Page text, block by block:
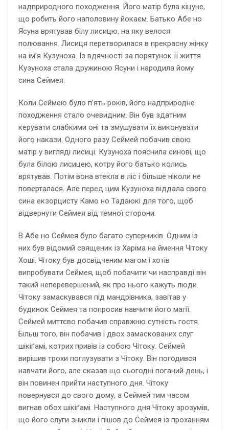
надприродного походження. Його матір була кіцуне,
що робить його наполовину йокаєм. Батько Абе но
Ясуна врятував білу лисицю, на яку велося
полювання. Лисиця перетворилася в прекрасну жінку
на ім’я Кузуноха. Із вдячності за порятунок її життя
Кузуноха стала дружиною Ясуни і народила йому
сина Сеймея.
Коли Сеймею було п’ять років, його надприродне
походження стало очевидним. Він був здатним
керувати слабкими оні та змушувати їх виконувати
його накази. Одного разу Сеймей побачив свою
матір у вигляді лисиці. Кузуноха пояснила синові, що
була білою лисицею, котру його батько колись
врятував. Потім вона втекла в ліс і більше ніколи не
поверталася. Але перед цим Кузуноха віддала свого
сина екзорцисту Камо но Тадаюкі для того, щоб
відвернути Сеймея від темної сторони.
В Абе но Сеймея було багато суперників. Одним із
них був відомий священик із Харіма на ймення Чітоку
Хоші. Чітоку був досвідченим магом і хотів
випробувати Сеймея, щоб побачити чи насправді він
такий неперевершений, як про нього кажуть люди.
Чітоку замаскувався під мандрівника, завітав у
будинок Сеймея та попросив навчити його магії.
Сеймей миттєво побачив справжню сутність гостя.
Більш того, він побачив і двох замаскованих слуг
шікіґамі, котрих привів із собою Чітоку. Сеймей
вирішив трохи поглузувати з Чітоку. Він погодився
навчати його, але сказав що сьогодні поганий день, і
він повинен прийти наступного дня. Чітоку
повернувся до свого дому, а Сеймей тим часом
вигнав обох шікіґамі. Наступного дня Чітоку зрозумів,
що його слуги зникли і пішов до Сеймея із проханням